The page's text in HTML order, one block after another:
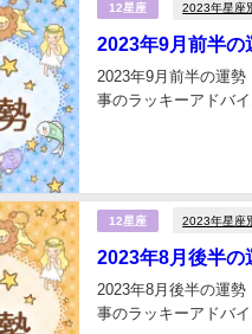
12星座 2023年星座
2023年9月前半の
2023年9月前半の運
事のラッキーアドバ
12星座 2023年星座
2023年8月後半の
2023年8月後半の運
事のラッキーアドバ